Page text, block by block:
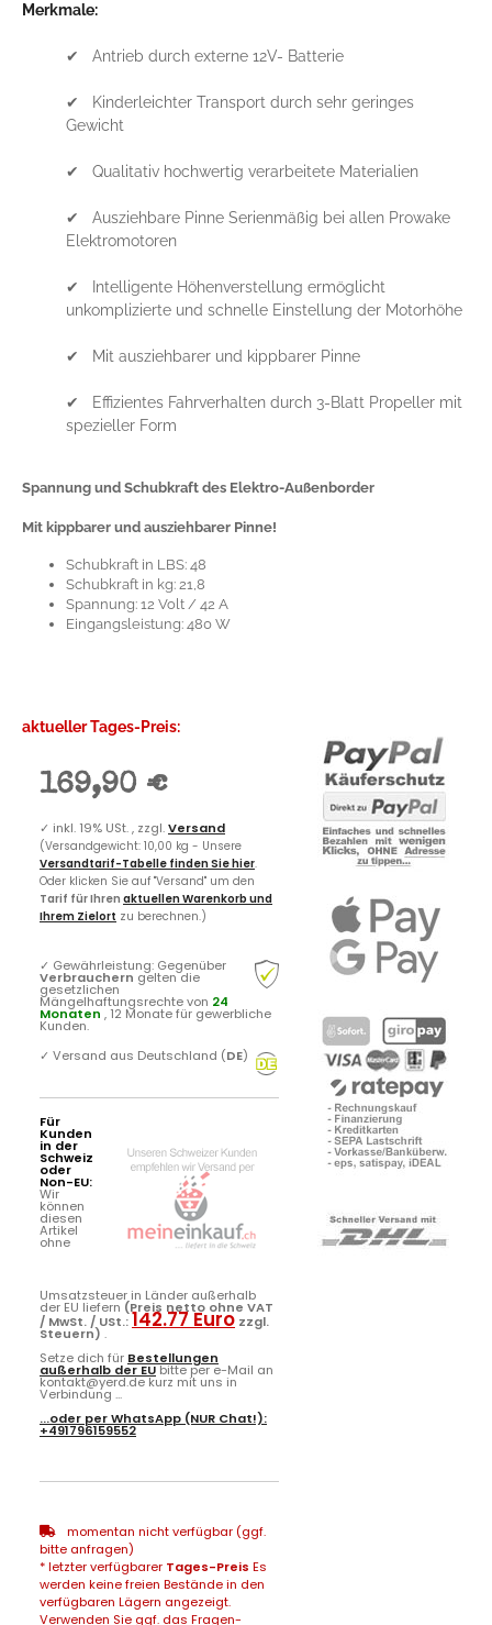
Merkmale:
✔ Antrieb durch externe 12V- Batterie
✔ Kinderleichter Transport durch sehr geringes
Gewicht
✔ Qualitativ hochwertig verarbeitete Materialien
✔ Ausziehbare Pinne Serienmäßig bei allen Prowake
Elektromotoren
✔ Intelligente Höhenverstellung ermöglicht
unkomplizierte und schnelle Einstellung der Motorhöhe
✔ Mit ausziehbarer und kippbarer Pinne
✔ Effizientes Fahrverhalten durch 3-Blatt Propeller mit
spezieller Form
Spannung und Schubkraft des Elektro-Außenborder
Mit kippbarer und ausziehbarer Pinne!
Schubkraft in LBS: 48
Schubkraft in kg: 21,8
Spannung: 12 Volt / 42 A
Eingangsleistung: 480 W
aktueller Tages-Preis:
169,90 €
✓ inkl. 19% USt. , zzgl.Versand
(Versandgewicht: 10,00 kg - Unsere
Versandtarif-Tabelle finden Sie hier.
Oder klicken Sie auf "Versand" um den
Tarif für Ihren aktuellen Warenkorb und
Ihrem Zielort zu berechnen.)
✓ Gewährleistung: Gegenüber
Verbrauchern gelten die
gesetzlichen
Mängelhaftungsrechte von 24
Monaten , 12 Monate für gewerbliche
Kunden.
✓ Versand aus Deutschland (DE)
Für
Kunden
in der
Schweiz
oder
Non-EU:
Wir
können
diesen
Artikel
ohne
Umsatzsteuer in Länder außerhalb
der EU liefern (Preis netto ohne VAT
/ MwSt. / USt.:142.77 Euro zzgl.
Steuern) .
Setze dich für Bestellungen
außerhalb der EUbitte per e-Mail an
kontakt@yerd.de kurz mit uns in
Verbindung ...
...oder perWhatsApp (NUR Chat!):
+491796159552
momentan nicht verfügbar (ggf.
bitte anfragen)
* letzter verfügbarer Tages-Preis Es
werden keine freien Bestände in den
verfügbaren Lägern angezeigt.
Verwenden Sie ggf. das Fragen-